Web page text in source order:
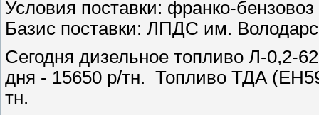
Условия поставки: франко-бензовоз
Базис поставки: ЛПДС им.
Сегодня дизельное топливо Л-0,2-
дня - 15650 р/тн. Топливо ТДА
тн.